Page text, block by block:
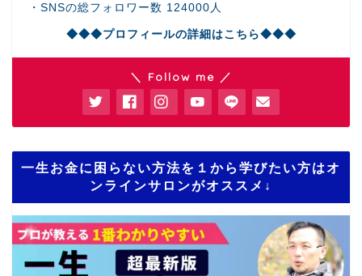
・SNSの総フォロワー数 124000人
◆◆◆プロフィールの詳細はこちら◆◆◆
＼ Follow me ／
一生お金に困らない方法を１から学びたい方はオ
ンラインサロンがオススメ↓